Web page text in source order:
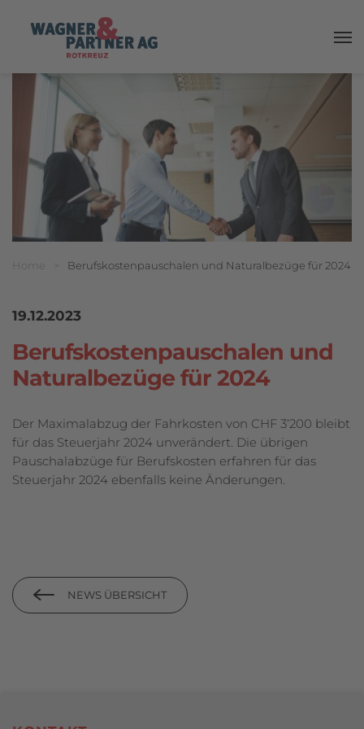
Breadcrumbnavigation
Sie befinden sich hier:
Home Berufskostenpauschalen und Naturalbezüge für 2024
19.12.2023
Berufskostenpauschalen und
Naturalbezüge für 2024
Der Maximalabzug der Fahrkosten von CHF 3‘200 bleibt
für das Steuerjahr 2024 unverändert. Die übrigen
Pauschalabzüge für Berufskosten erfahren für das
Steuerjahr 2024 ebenfalls keine Änderungen.
NEWS ÜBERSICHT
Footerbereich